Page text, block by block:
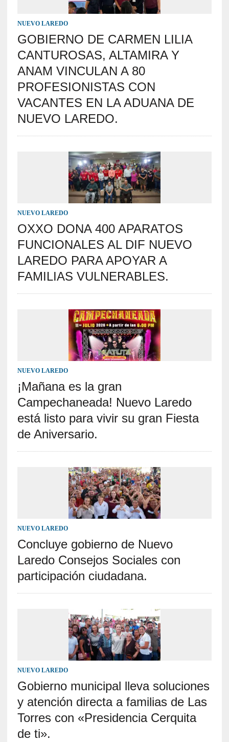
NUEVO LAREDO
GOBIERNO DE CARMEN LILIA
CANTUROSAS, ALTAMIRA Y
ANAM VINCULAN A 80
PROFESIONISTAS CON
VACANTES EN LA ADUANA DE
NUEVO LAREDO.
NUEVO LAREDO
OXXO DONA 400 APARATOS
FUNCIONALES AL DIF NUEVO
LAREDO PARA APOYAR A
FAMILIAS VULNERABLES.
NUEVO LAREDO
¡Mañana es la gran
Campechaneada! Nuevo Laredo
está listo para vivir su gran Fiesta
de Aniversario.
NUEVO LAREDO
Concluye gobierno de Nuevo
Laredo Consejos Sociales con
participación ciudadana.
NUEVO LAREDO
Gobierno municipal lleva soluciones
y atención directa a familias de Las
Torres con «Presidencia Cerquita
de ti».